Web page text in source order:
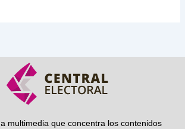
multimedia que concentra los contenidos